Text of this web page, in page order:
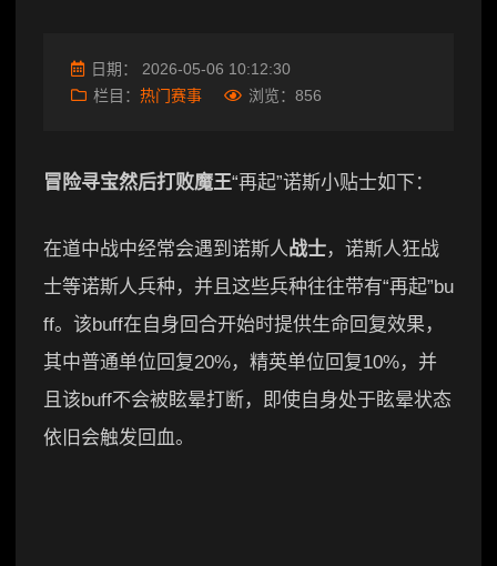
日期： 2026-05-06 10:12:30
栏目： 热门赛事 浏览： 856
冒险寻宝然后打败魔王“再起”诺斯小贴士如下：
在道中战中经常会遇到诺斯人战士，诺斯人狂战
士等诺斯人兵种，并且这些兵种往往带有“再起”bu
ff。该buff在自身回合开始时提供生命回复效果，
其中普通单位回复20%，精英单位回复10%，并
且该buff不会被眩晕打断，即使自身处于眩晕状态
依旧会触发回血。